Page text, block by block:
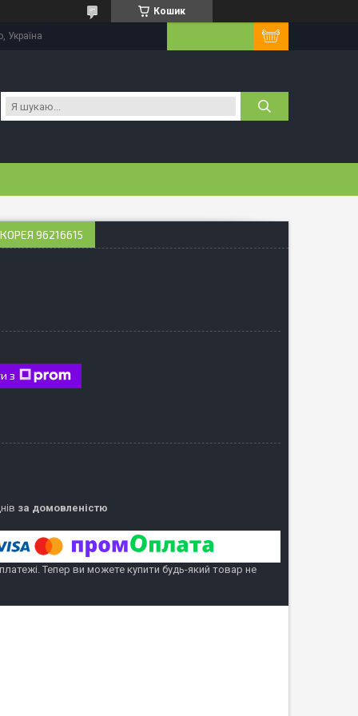
Кошик
Україна
96216615
з
за домовленістю
Тепер ви можете купити будь-який товар не